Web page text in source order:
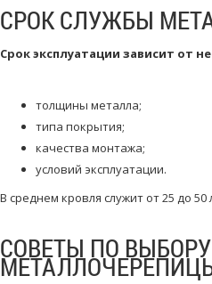
СРОК СЛУЖБЫ
Срок эксплуатации зависит от
толщины металла;
типа покрытия;
качества монтажа;
условий эксплуатации.
В среднем кровля служит от 25 до 50
СОВЕТЫ ПО ВЫБОРУ